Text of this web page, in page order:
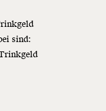
sind: